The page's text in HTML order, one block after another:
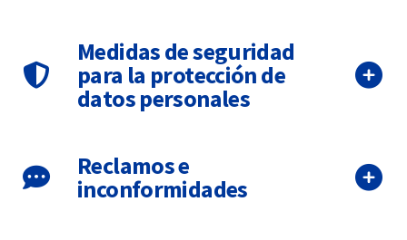
Medidas de seguridad
para la protección de
datos personales
Reclamos e
inconformidades